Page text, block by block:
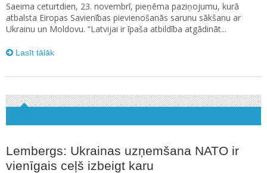
Saeima ceturtdien, 23. novembrī, pieņēma paziņojumu, kurā
atbalsta Eiropas Savienības pievienošanās sarunu sākšanu ar
Ukrainu un Moldovu. “Latvijai ir īpaša atbildība atgādināt...
Lasīt tālāk
Lembergs: Ukrainas uzņemšana NATO ir
vienīgais ceļš izbeigt karu